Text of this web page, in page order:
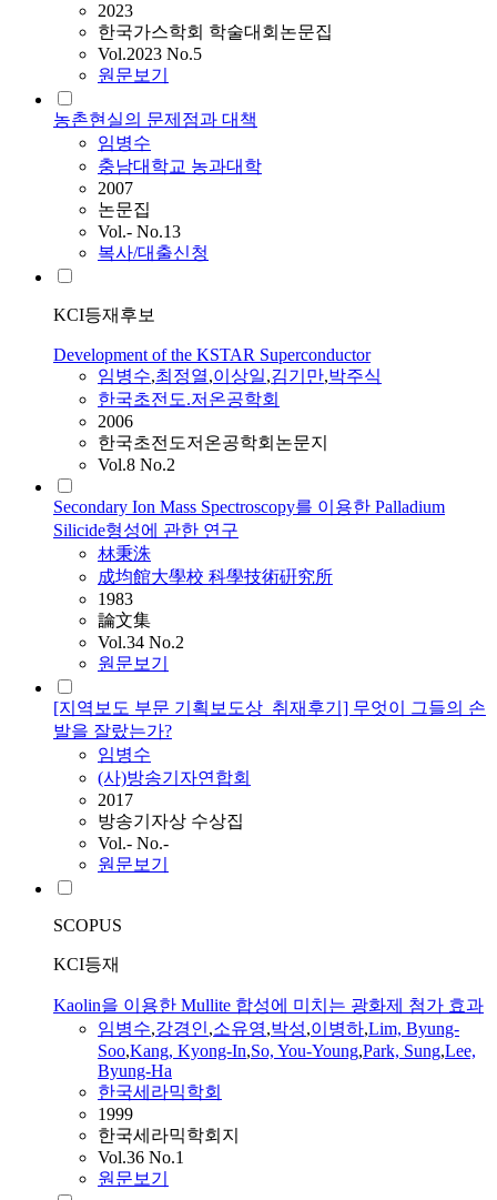
2023
한국가스학회 학술대회논문집
Vol.2023 No.5
원문보기
농촌현실의 문제점과 대책
임병수
충남대학교 농과대학
2007
논문집
Vol.- No.13
복사/대출신청
KCI등재후보
Development of the KSTAR Superconductor
임병수,최정열,이상일,김기만,박주식
한국초전도.저온공학회
2006
한국초전도저온공학회논문지
Vol.8 No.2
Secondary Ion Mass Spectroscopy를 이용한 Palladium
Silicide형성에 관한 연구
林秉洙
成均館大學校 科學技術硏究所
1983
論文集
Vol.34 No.2
원문보기
[지역보도 부문 기획보도상_취재후기] 무엇이 그들의 손
발을 잘랐는가?
임병수
(사)방송기자연합회
2017
방송기자상 수상집
Vol.- No.-
원문보기
SCOPUS
KCI등재
Kaolin을 이용한 Mullite 합성에 미치는 광화제 첨가 효과
임병수,강경인,소유영,박성,이병하,Lim, Byung-
Soo,Kang, Kyong-In,So, You-Young,Park, Sung,Lee,
Byung-Ha
한국세라믹학회
1999
한국세라믹학회지
Vol.36 No.1
원문보기